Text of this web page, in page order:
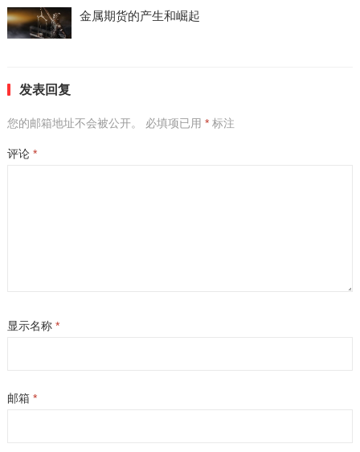
金属期货的产生和崛起
发表回复
您的邮箱地址不会被公开。 必填项已用 *标注
评论 *
显示名称 *
邮箱 *